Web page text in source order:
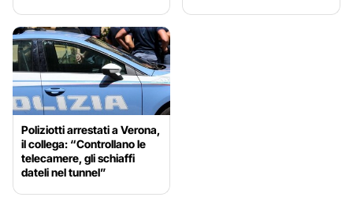
Poliziotti arrestati a Verona,
il collega: “Controllano le
telecamere, gli schiaffi
dateli nel tunnel”